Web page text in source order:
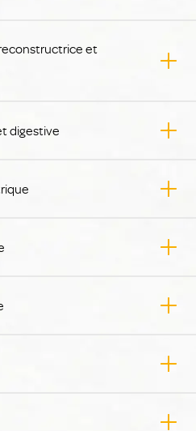
et
digestive